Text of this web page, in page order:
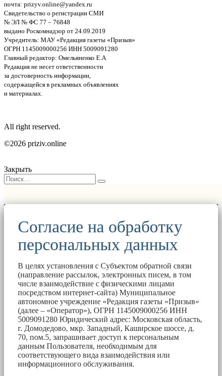
почта: prizyv.online@yandex.ru
Свидетельство о регистрации СМИ
№ ЭЛ № ФС 77 – 76848
выдано Роскомнадзор от 24.09.2019
Учредитель: МАУ «Редакция газеты «Призыв»
ОГРН 1145009000256 ИНН 5009091280
Главный редактор: Омельяненко Е.А
Редакция не несет ответственности
за достоверность информации,
содержащейся в рекламных объявлениях
и материалах.
All right reserved.
©2026 priziv.online
Закрыть
Согласие на обработку
персональных данных
В целях установления с Субъектом обратной связи
(направление рассылок, электронных писем, в том
числе взаимодействие с физическими лицами
посредством интернет-сайта) Муниципальное
автономное учреждение «Редакция газеты «Призыв»
(далее – «Оператор»), ОГРН 1145009000256 ИНН
5009091280 Юридический адрес: Московская область,
г. Домодедово, мкр. Западный, Каширское шоссе, д.
70, пом.5, запрашивает доступ к персональным
данным Пользователя, необходимым для
соответствующего вида взаимодействия или
информационного обслуживания.